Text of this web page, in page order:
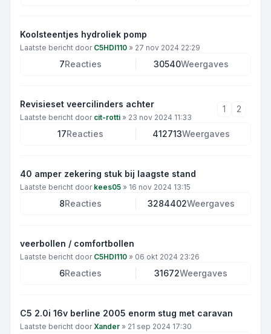
Koolsteentjes hydroliek pomp
Laatste bericht door C5HDI110 » 27 nov 2024 22:29
7Reacties 30540Weergaves
Revisieset veercilinders achter
Laatste bericht door cit-rotti » 23 nov 2024 11:33
1 2
17Reacties 412713Weergaves
40 amper zekering stuk bij laagste stand
Laatste bericht door kees05 » 16 nov 2024 13:15
8Reacties 3284402Weergaves
veerbollen / comfortbollen
Laatste bericht door C5HDI110 » 06 okt 2024 23:26
6Reacties 31672Weergaves
C5 2.0i 16v berline 2005 enorm stug met caravan
Laatste bericht doorXander » 21 sep 2024 17:30